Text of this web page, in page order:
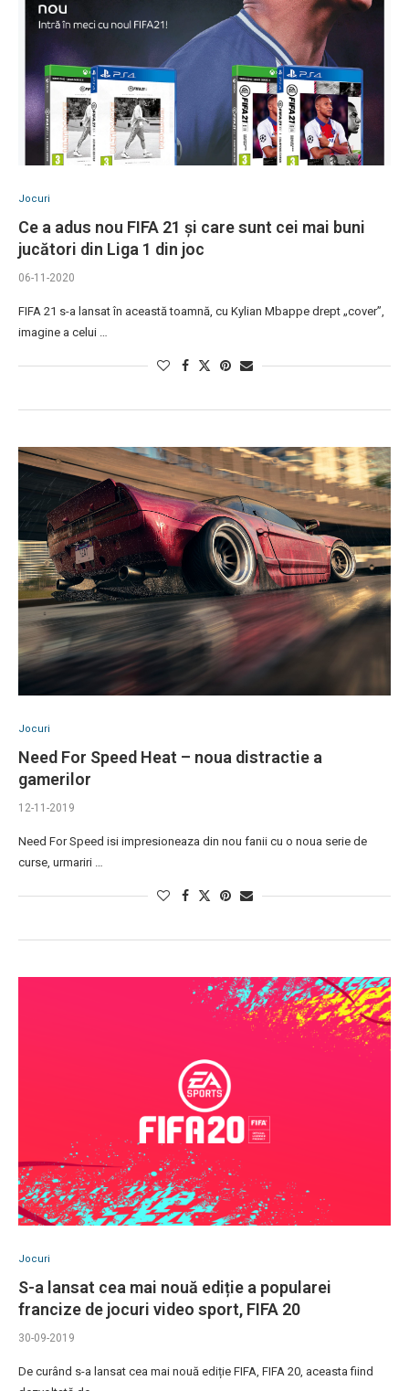
Jocuri
Ce a adus nou FIFA 21 și care sunt cei mai buni
jucători din Liga 1 din joc
06-11-2020
FIFA 21 s-a lansat în această toamnă, cu Kylian Mbappe drept „cover”,
imagine a celui …
Jocuri
Need For Speed Heat – noua distractie a
gamerilor
12-11-2019
Need For Speed isi impresioneaza din nou fanii cu o noua serie de
curse, urmariri …
Jocuri
S-a lansat cea mai nouă ediție a popularei
francize de jocuri video sport, FIFA 20
30-09-2019
De curând s-a lansat cea mai nouă ediție FIFA, FIFA 20, aceasta fiind